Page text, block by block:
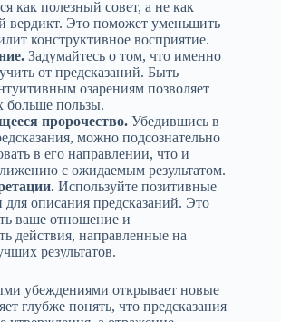
как полезный совет, а не как
вердикт. Это поможет уменьшить
конструктивное восприятие.
Задумайтесь о том, что именно
от предсказаний. Быть
озарениям позволяет
больше пользы.
пророчество. Убедившись в
можно подсознательно
в его направлении, что и
с ожидаемым результатом.
Используйте позитивные
описания предсказаний. Это
ваше отношение и
действия, направленные на
результатов.
убеждениями открывает новые
глубже понять, что предсказания